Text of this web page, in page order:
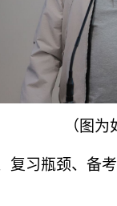
（图
复习瓶颈、备